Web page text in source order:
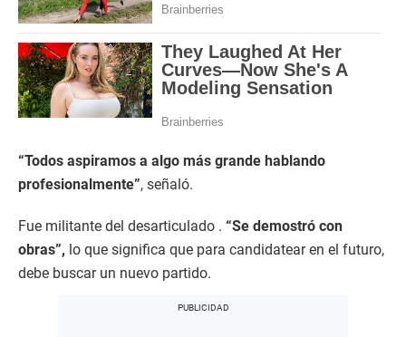
“Todos aspiramos a algo más grande hablando
profesionalmente”, señaló.
Fue militante del desarticulado . “Se demostró con
obras”, lo que significa que para candidatear en el futuro,
debe buscar un nuevo partido.